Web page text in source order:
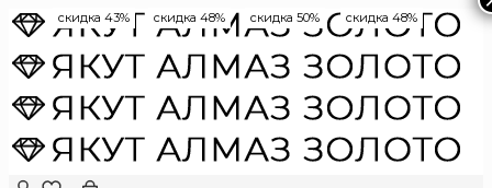
скидка 43% скидка 48% скидка 50% скидка 48%